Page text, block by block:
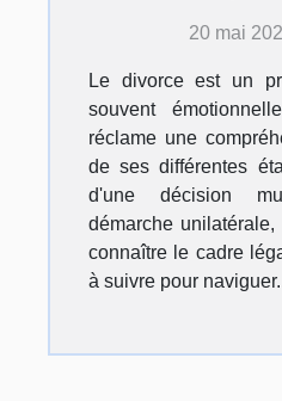
20 mai
Le divorce est un
souvent
réclame une
de ses différentes
d'une décision
démarche
connaître le cadre
à suivre pour